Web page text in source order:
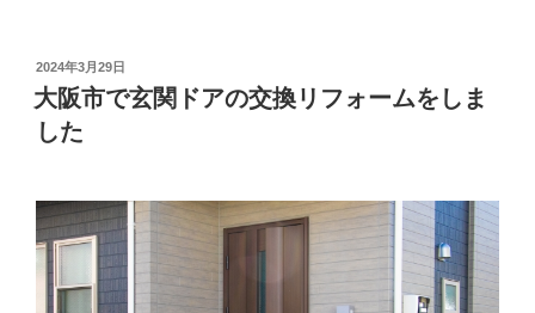
投
稿
日:
2024年3月29日
大阪市で玄関ドアの交換リフォームをしま
した